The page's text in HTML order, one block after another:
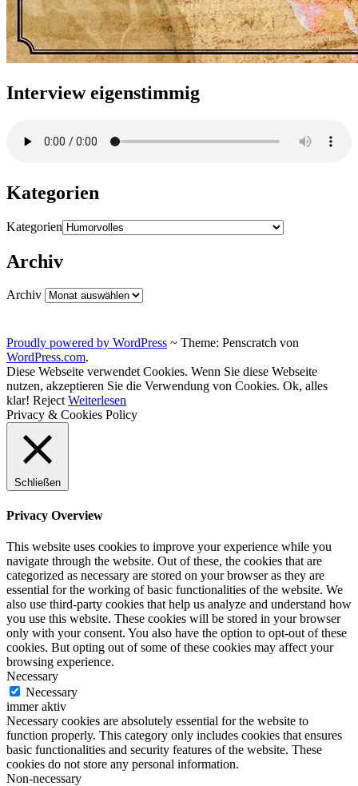
Interview eigenstimmig
Kategorien
Kategorien
Archiv
Archiv
Proudly powered by WordPress ~ Theme: Penscratch von
WordPress.com.
Diese Webseite verwendet Cookies. Wenn Sie diese Webseite
nutzen, akzeptieren Sie die Verwendung von Cookies. Ok, alles
klar! Reject Weiterlesen
Privacy & Cookies Policy
Schließen
Privacy Overview
This website uses cookies to improve your experience while you
navigate through the website. Out of these, the cookies that are
categorized as necessary are stored on your browser as they are
essential for the working of basic functionalities of the website. We
also use third-party cookies that help us analyze and understand how
you use this website. These cookies will be stored in your browser
only with your consent. You also have the option to opt-out of these
cookies. But opting out of some of these cookies may affect your
browsing experience.
Necessary
Necessary
immer aktiv
Necessary cookies are absolutely essential for the website to
function properly. This category only includes cookies that ensures
basic functionalities and security features of the website. These
cookies do not store any personal information.
Non-necessary